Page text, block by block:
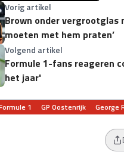
Vorig artikel
Brown onder vergrootglas
moeten met hem praten’
Volgend artikel
Formule 1-fans reageren
het jaar'
1 GP Oostenrijk George